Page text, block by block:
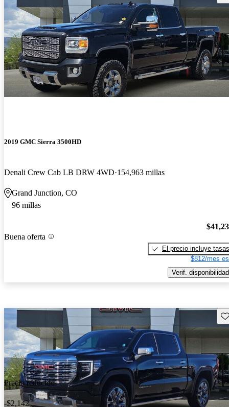
2019 GMC Sierra 3500HD
Denali Crew Cab LB DRW 4WD 154,963 millas
Grand Junction, CO
96 millas
Buena oferta
El precio incluye tasas
$812/mes
Verif. disponibilidad
Precio reducido
-$2,142